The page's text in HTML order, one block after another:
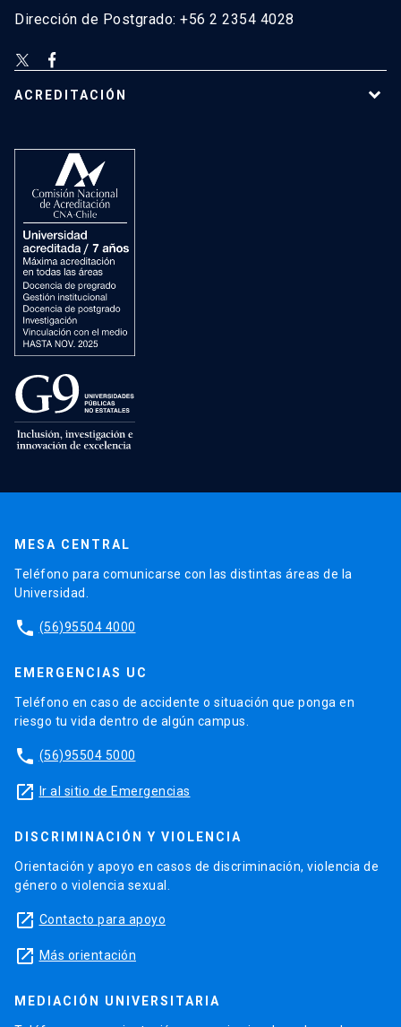
Dirección de Postgrado: +56 2 2354 4028
ACREDITACIÓN
MESA CENTRAL
Teléfono para comunicarse con las distintas áreas de la
Universidad.
phone (56)95504 4000
EMERGENCIAS UC
Teléfono en caso de accidente o situación que ponga en
riesgo tu vida dentro de algún campus.
phone (56)95504 5000
launch Ir al sitio de Emergencias
DISCRIMINACIÓN Y VIOLENCIA
Orientación y apoyo en casos de discriminación, violencia de
género o violencia sexual.
launch Contacto para apoyo
launch Más orientación
MEDIACIÓN UNIVERSITARIA